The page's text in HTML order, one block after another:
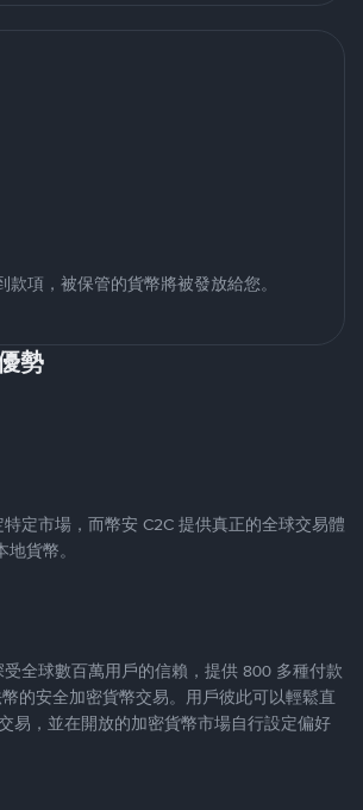
款項，被保管的貨幣將被發放給您。
勢
定市場，而幣安 C2C 提供真正的全球交易體
貨幣。
全球數百萬用戶的信賴，提供 800 多種付款
的安全加密貨幣交易。用戶彼此可以輕鬆直
易，並在開放的加密貨幣市場自行設定偏好